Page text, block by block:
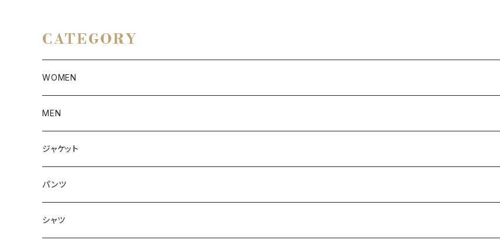
CATEGORY
WOMEN
アウター
ボトムス
トップス
MEN
アウター
インナー
ボトムス
ジャケット
パンツ
シャツ